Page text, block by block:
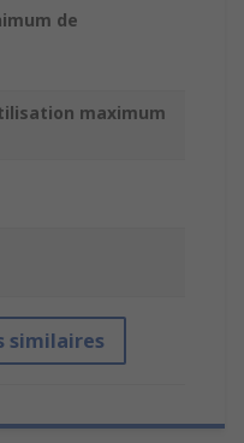
de
maximum
similaires